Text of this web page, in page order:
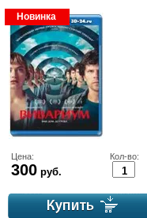
Новинка
Цена:
300 руб.
Кол-во: